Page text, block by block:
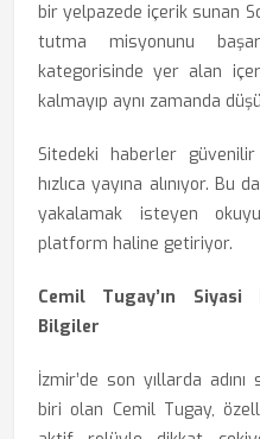
bir yelpazede içerik sunan
tutma misyonunu
kategorisinde yer alan
kalmayıp aynı zamanda
Sitedeki haberler
hızlıca yayına alınıyor. Bu
yakalamak isteyen
platform haline getiriyor.
Cemil Tugay’ın Siyasi
Bilgiler
İzmir’de son yıllarda
biri olan Cemil Tugay,